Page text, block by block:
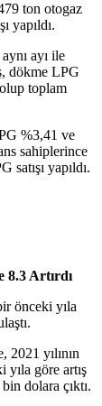
ton otogaz
yapıldı.
ayı ile
dökme LPG
olup toplam
%3,41 ve
sahiplerince
satışı yapıldı.
8.3 Artırdı
önceki yıla
2021 yılının
göre artış
dolara çıktı.